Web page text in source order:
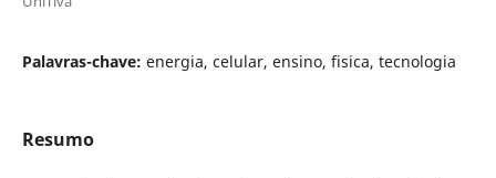
Palavras-chave: energia, celular, ensino, fisica, tecnologia
Resumo